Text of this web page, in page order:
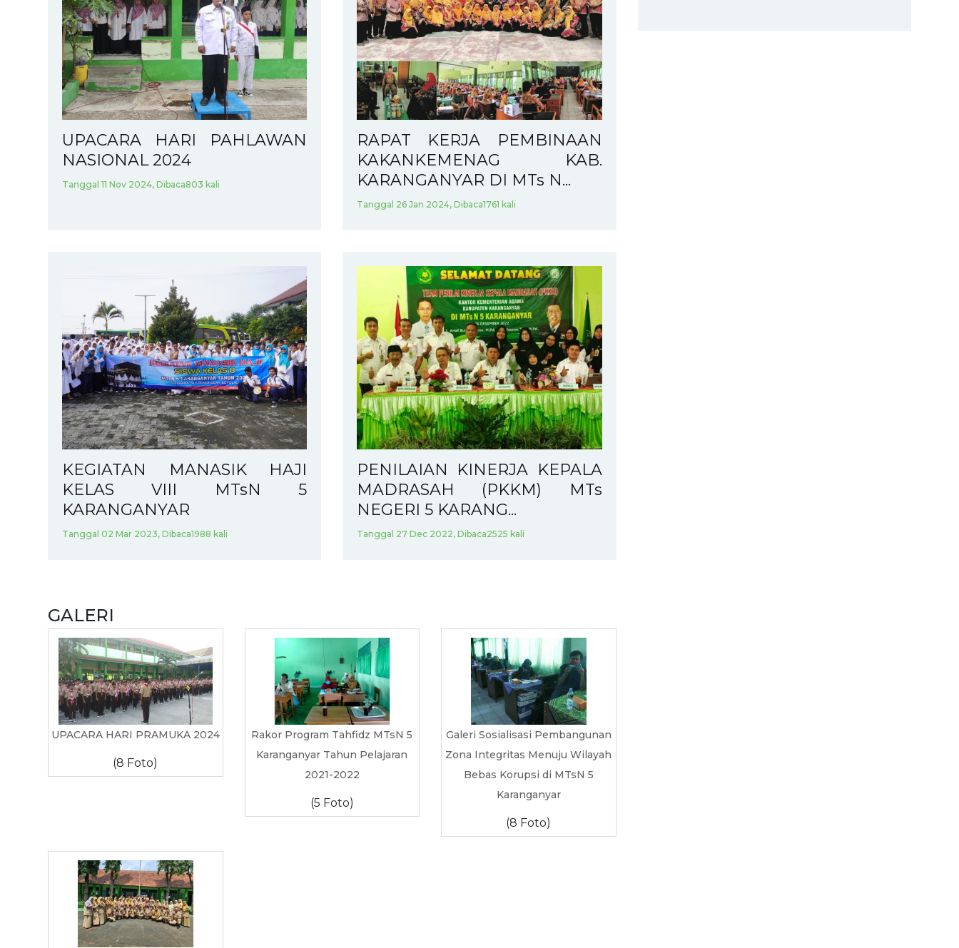
UPACARA HARI PAHLAWAN
NASIONAL 2024
Tanggal 11 Nov 2024, Dibaca803 kali
RAPAT KERJA PEMBINAAN
KAKANKEMENAG KAB.
KARANGANYAR DI MTs N...
Tanggal 26 Jan 2024, Dibaca1761 kali
KEGIATAN MANASIK HAJI
KELAS VIII MTsN 5
KARANGANYAR
Tanggal 02 Mar 2023, Dibaca1988 kali
PENILAIAN KINERJA KEPALA
MADRASAH (PKKM) MTs
NEGERI 5 KARANG...
Tanggal 27 Dec 2022, Dibaca2525 kali
GALERI
UPACARA HARI PRAMUKA 2024
(8 Foto)
Rakor Program Tahfidz MTsN 5
Karanganyar Tahun Pelajaran
2021-2022
(5 Foto)
Galeri Sosialisasi Pembangunan
Zona Integritas Menuju Wilayah
Bebas Korupsi di MTsN 5
Karanganyar
(8 Foto)